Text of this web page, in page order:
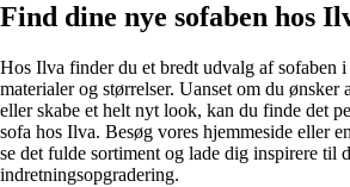
Find dine nye sofaben hos
Hos Ilva finder du et bredt udvalg af sofaben
materialer og størrelser. Uanset om du ønsker
eller skabe et helt nyt look, kan du finde det
sofa hos Ilva. Besøg vores hjemmeside eller
se det fulde sortiment og lade dig inspirere til
indretningsopgradering.